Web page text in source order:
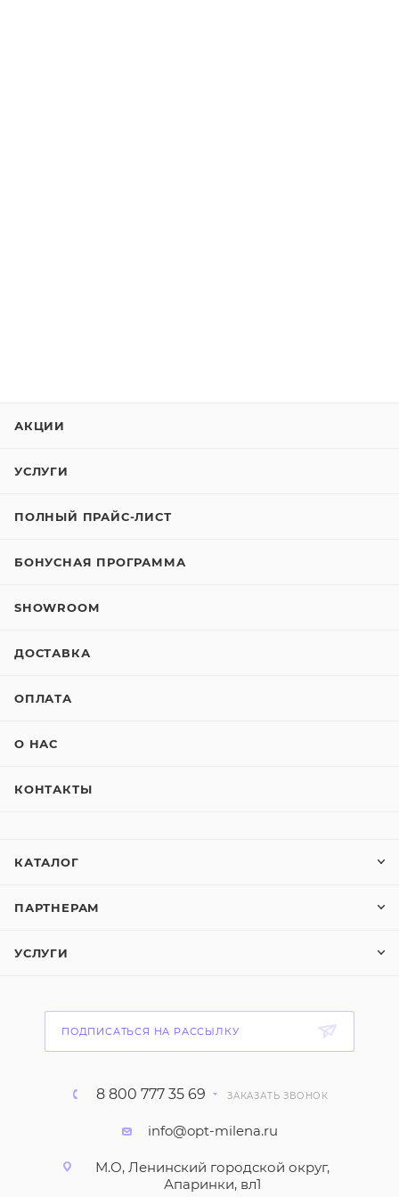
АКЦИИ
УСЛУГИ
ПОЛНЫЙ ПРАЙС-ЛИСТ
БОНУСНАЯ ПРОГРАММА
SHOWROOM
ДОСТАВКА
ОПЛАТА
О НАС
КОНТАКТЫ
КАТАЛОГ
ПАРТНЕРАМ
УСЛУГИ
ПОДПИСАТЬСЯ НА РАССЫЛКУ
8 800 777 35 69 ЗАКАЗАТЬ ЗВОНОК
info@opt-milena.ru
М.О, Ленинский городской округ,
Апаринки, вл1